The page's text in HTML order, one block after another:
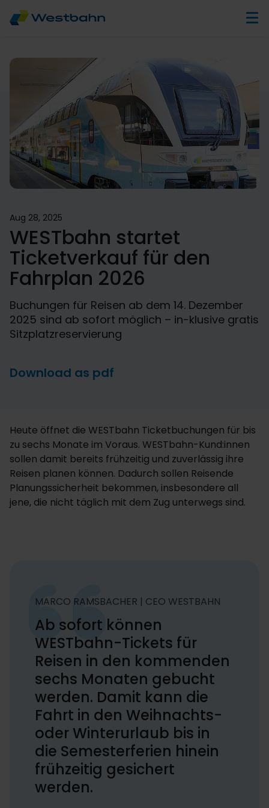
Aug 28, 2025
WESTbahn startet
Ticketverkauf für den
Fahrplan 2026
Buchungen für Reisen ab dem 14. Dezember
2025 sind ab sofort möglich – in-klusive gratis
Sitzplatzreservierung
Download as pdf
Heute öffnet die WESTbahn Ticketbuchungen für bis
zu sechs Monate im Voraus. WESTbahn-Kund:innen
sollen damit bereits frühzeitig und zuverlässig ihre
Reisen planen können. Dadurch sollen Reisende
Planungssicherheit bekommen, insbesondere all
jene, die nicht täglich mit dem Zug unterwegs sind.
MARCO RAMSBACHER | CEO WESTBAHN
Ab sofort können
WESTbahn-Tickets für
Reisen in den kommenden
sechs Monaten gebucht
werden. Damit kann die
Fahrt in den Weihnachts-
oder Winterurlaub bis in
die Semesterferien hinein
frühzeitig gesichert
werden.